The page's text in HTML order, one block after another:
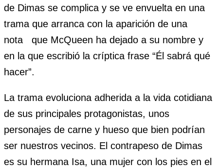
de Dimas se complica y se ve envuelta en una
trama que arranca con la aparición de una
nota que McQueen ha dejado a su nombre y
en la que escribió la críptica frase “Él sabrá qué
hacer”.
La trama evoluciona adherida a la vida cotidiana
de sus principales protagonistas, unos
personajes de carne y hueso que bien podrían
ser nuestros vecinos. El contrapeso de Dimas
es su hermana Isa, una mujer con los pies en el